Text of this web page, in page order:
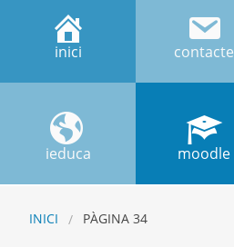
inici contacte
ieduca moodle
INICI PÀGINA 34